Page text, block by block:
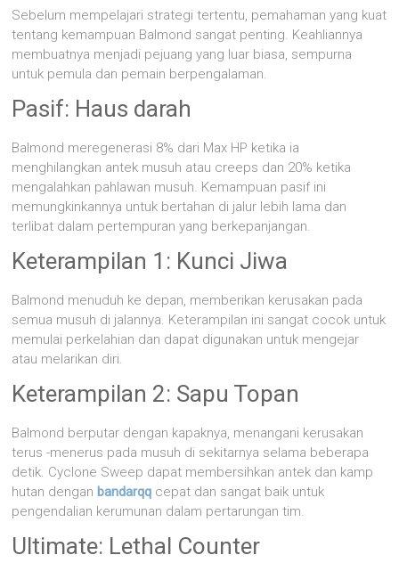
Sebelum mempelajari strategi tertentu, pemahaman yang kuat
tentang kemampuan Balmond sangat penting. Keahliannya
membuatnya menjadi pejuang yang luar biasa, sempurna
untuk pemula dan pemain berpengalaman.
Pasif: Haus darah
Balmond meregenerasi 8% dari Max HP ketika ia
menghilangkan antek musuh atau creeps dan 20% ketika
mengalahkan pahlawan musuh. Kemampuan pasif ini
memungkinkannya untuk bertahan di jalur lebih lama dan
terlibat dalam pertempuran yang berkepanjangan.
Keterampilan 1: Kunci Jiwa
Balmond menuduh ke depan, memberikan kerusakan pada
semua musuh di jalannya. Keterampilan ini sangat cocok untuk
memulai perkelahian dan dapat digunakan untuk mengejar
atau melarikan diri.
Keterampilan 2: Sapu Topan
Balmond berputar dengan kapaknya, menangani kerusakan
terus -menerus pada musuh di sekitarnya selama beberapa
detik. Cyclone Sweep dapat membersihkan antek dan kamp
hutan dengan bandarqq cepat dan sangat baik untuk
pengendalian kerumunan dalam pertarungan tim.
Ultimate: Lethal Counter